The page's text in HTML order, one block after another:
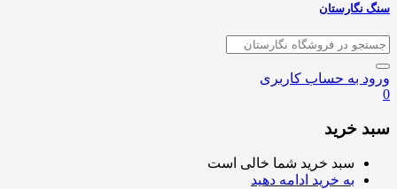
سنگ نگارستان
ورود به حساب کاربری
0
سبد خرید
سبد خرید شما خالی است
به خرید ادامه دهید